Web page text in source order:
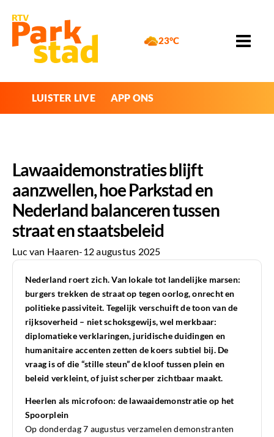
23°C
LUISTER LIVE APP ONS
Lawaaidemonstraties blijft
aanzwellen, hoe Parkstad en
Nederland balanceren tussen
straat en staatsbeleid
Luc van Haaren-12 augustus 2025
Nederland roert zich. Van lokale tot landelijke marsen:
burgers trekken de straat op tegen oorlog, onrecht en
politieke passiviteit. Tegelijk verschuift de toon van de
rijksoverheid – niet schoksgewijs, wel merkbaar:
diplomatieke verklaringen, juridische duidingen en
humanitaire accenten zetten de koers subtiel bij. De
vraag is of die “stille steun” de kloof tussen plein en
beleid verkleint, of juist scherper zichtbaar maakt.
Heerlen als microfoon: de lawaaidemonstratie op het
Spoorplein
Op donderdag 7 augustus verzamelen demonstranten